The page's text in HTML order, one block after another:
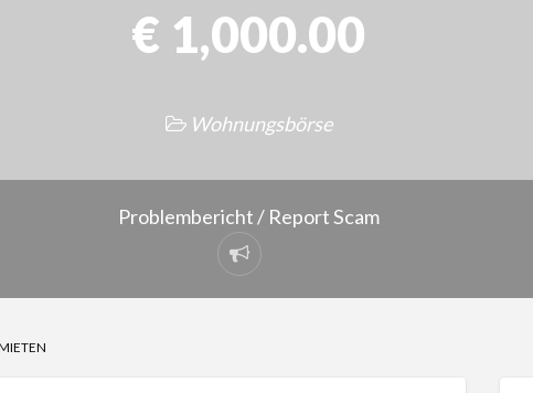
€ 1,000.00
Wohnungsbörse
Problembericht / Report Scam
Problembericht
/